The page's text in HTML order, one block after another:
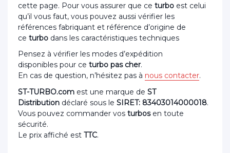
cette page. Pour vous assurer que ce turbo est celui
qu’il vous faut, vous pouvez aussi vérifier les
références fabriquant et référence d’origine de
ce turbo dans les caractéristiques techniques
Pensez à vérifier les modes d’expédition
disponibles pour ce turbo pas cher.
En cas de question, n’hésitez pas à nous contacter.
ST-TURBO.com est une marque de ST
Distribution déclaré sous le SIRET: 83403014000018.
Vous pouvez commander vos turbosen toute
sécurité.
Le prix affiché est TTC.